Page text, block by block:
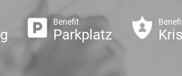
Benefit
Parkplatz